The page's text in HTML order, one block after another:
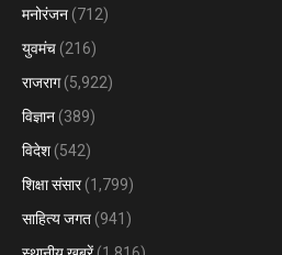
मनोरंजन (712)
युवमंच (216)
राजराग(5,922)
विज्ञान (389)
विदेश (542)
शिक्षा संसार(1,799)
साहित्य जगत (941)